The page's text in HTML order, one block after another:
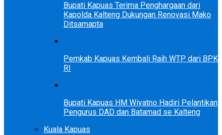
Bupati Kapuas Terima Penghargaan dari
Kapolda Kalteng Dukungan Renovasi Mako
Ditsamapta
Pemkab Kapuas Kembali Raih WTP dari BPK
RI
Bupati Kapuas HM Wiyatno Hadiri Pelantikan
Pengurus DAD dan Batamad se Kalteng
Kuala Kapuas